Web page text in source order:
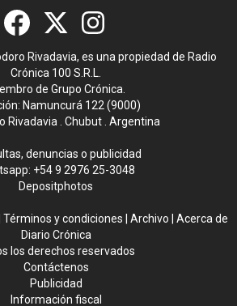
Rivadavia, es una propiedad de Radio
Crónica 100 S.R.L.
de Grupo Crónica.
Namuncurá 122 (9000)
Rivadavia . Chubut . Argentina
denuncias o publicidad
+54 9 2976 25-3048
Depositphotos
Términos y condiciones Archivo
Acerca de
Diario Crónica
los derechos reservados
Contáctenos
Publicidad
Información fiscal